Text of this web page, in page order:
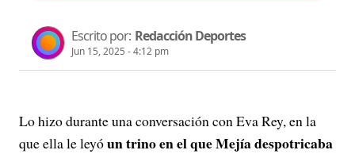
Escrito por: Redacción Deportes
Jun 15, 2025 - 4:12 pm
Lo hizo durante una conversación con Eva Rey, en la
que ella le leyóun trino en el que Mejía despotricaba